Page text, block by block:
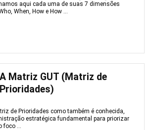
aqui cada uma de suas 7 dimensões
When, How e How ...
A Matriz GUT (Matriz de
Prioridades)
de Prioridades como também é conhecida,
estratégica fundamental para priorizar
foco ...